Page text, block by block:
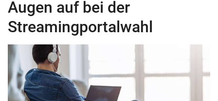
Augen auf bei der
Streamingportalwahl